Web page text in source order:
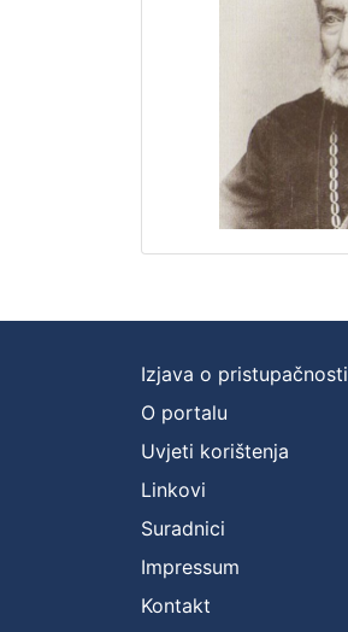
Izjava o pristupačnosti
O portalu
Uvjeti korištenja
Linkovi
Suradnici
Impressum
Kontakt